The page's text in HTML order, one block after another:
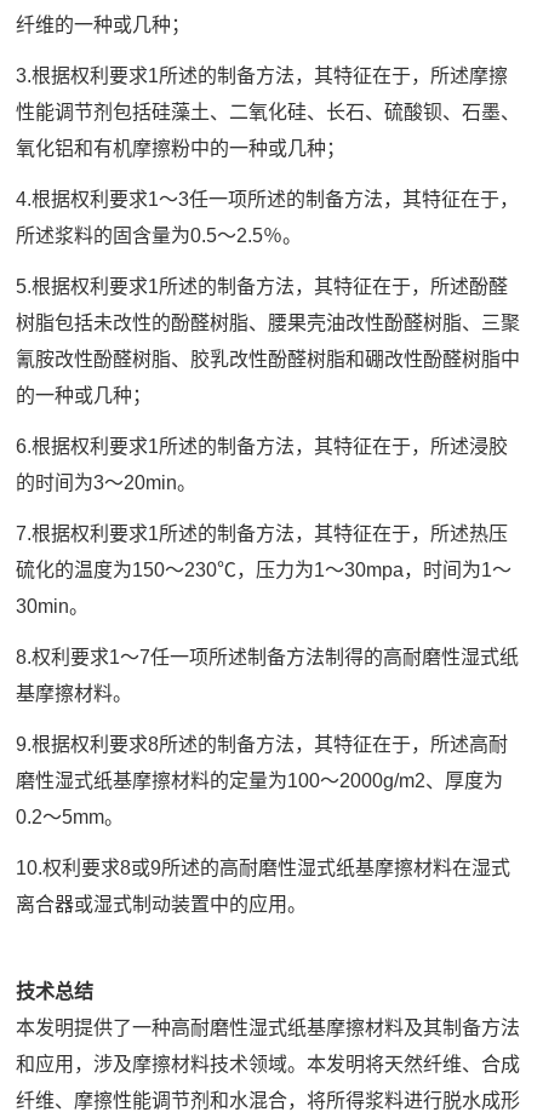
纤维的一种或几种；
3.根据权利要求1所述的制备方法，其特征在于，所述摩擦
性能调节剂包括硅藻土、二氧化硅、长石、硫酸钡、石墨、
氧化铝和有机摩擦粉中的一种或几种；
4.根据权利要求1～3任一项所述的制备方法，其特征在于，
所述浆料的固含量为0.5～2.5％。
5.根据权利要求1所述的制备方法，其特征在于，所述酚醛
树脂包括未改性的酚醛树脂、腰果壳油改性酚醛树脂、三聚
氰胺改性酚醛树脂、胶乳改性酚醛树脂和硼改性酚醛树脂中
的一种或几种；
6.根据权利要求1所述的制备方法，其特征在于，所述浸胶
的时间为3～20min。
7.根据权利要求1所述的制备方法，其特征在于，所述热压
硫化的温度为150～230℃，压力为1～30mpa，时间为1～
30min。
8.权利要求1～7任一项所述制备方法制得的高耐磨性湿式纸
基摩擦材料。
9.根据权利要求8所述的制备方法，其特征在于，所述高耐
磨性湿式纸基摩擦材料的定量为100～2000g/m2、厚度为
0.2～5mm。
10.权利要求8或9所述的高耐磨性湿式纸基摩擦材料在湿式
离合器或湿式制动装置中的应用。
技术总结
本发明提供了一种高耐磨性湿式纸基摩擦材料及其制备方法
和应用，涉及摩擦材料技术领域。本发明将天然纤维、合成
纤维、摩擦性能调节剂和水混合，将所得浆料进行脱水成形